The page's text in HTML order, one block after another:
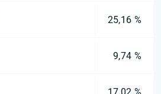
25,16 %
9,74 %
17,02 %